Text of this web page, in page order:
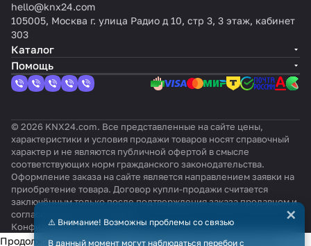
hello@knx24.com
105005, Москва г. улица Радио д 10, стр 3, 3 этаж, кабинет
303
Каталог
Помощь
© 2026 KNX24.com. Все представленные на сайте цены,
характеристики и условия продажи товаров носят справочный
характер и не являются публичной офертой в смысле
соответствующих норм гражданского законодательства.
Оформление заказа на сайте является направлением заявки на
приобретение товара. Договор купли-продажи считается
заключённым только после подтверждения заказа продавцом и
согласования всех условий.
КонфиденциальностьОферта
⚠️ Внимание! Возможны проблемы со связью
В данный момент могут наблюдаться перебои с
×
Продолжая использовать наш сайт, вы даёте согласие на